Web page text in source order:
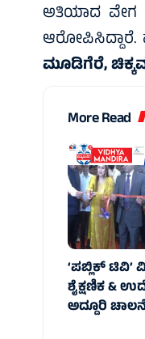
ಅತಿಯಾದ ವೇಗ
ಮೂಡಿಗೆರೆ,
More Read
‘ಪಬ್ಲಿಕ್ ಟಿವಿ’
ಶೈಕ್ಷಣಿಕ &
ಅದ್ದೂರಿ